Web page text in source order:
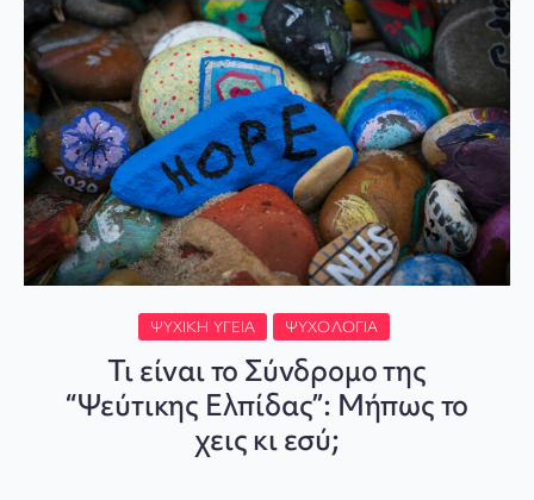
ΨΥΧΙΚΉ ΥΓΕΊΑ ΨΥΧΟΛΟΓΊΑ
Τι είναι το Σύνδρομο της
“Ψεύτικης Ελπίδας”: Μήπως το
χεις κι εσύ;